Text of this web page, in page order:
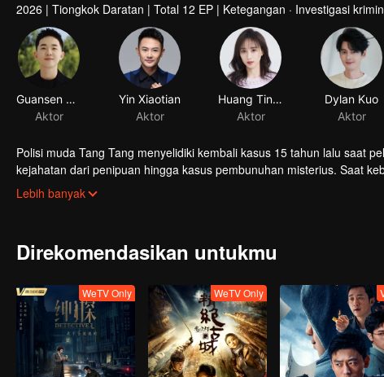
2026 | Tiongkok Daratan | Total 12 EP | Ketegangan · Investigasi
Guansen Ding
Aktor
Yin Xiaotian
Aktor
Huang Tingting
Aktor
Polisi muda Tang Tang menyelidiki kembali kasus 15 tahun lalu saat
kejahatan dari penipuan hingga kasus pembunuhan misterius. Saat
dalang di balik semuanya ternyata adalah seseorang yang tak pernah
Lebih banyak
Direkomendasikan untukmu
WeTV Only WeTV Only